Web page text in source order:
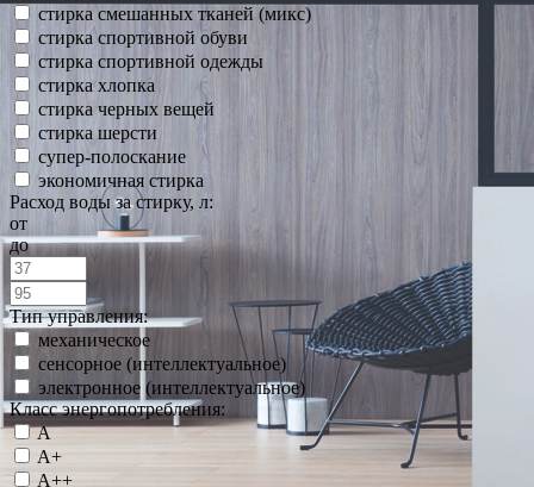
стирка смешанных тканей (микс)
стирка спортивной обуви
стирка спортивной одежды
стирка хлопка
стирка черных вещей
стирка шерсти
супер-полоскание
экономичная стирка
Расход воды за стирку, л:
от
до
Тип управления:
механическое
сенсорное (интеллектуальное)
электронное (интеллектуальное)
Класс энергопотребления:
A
A+
A++